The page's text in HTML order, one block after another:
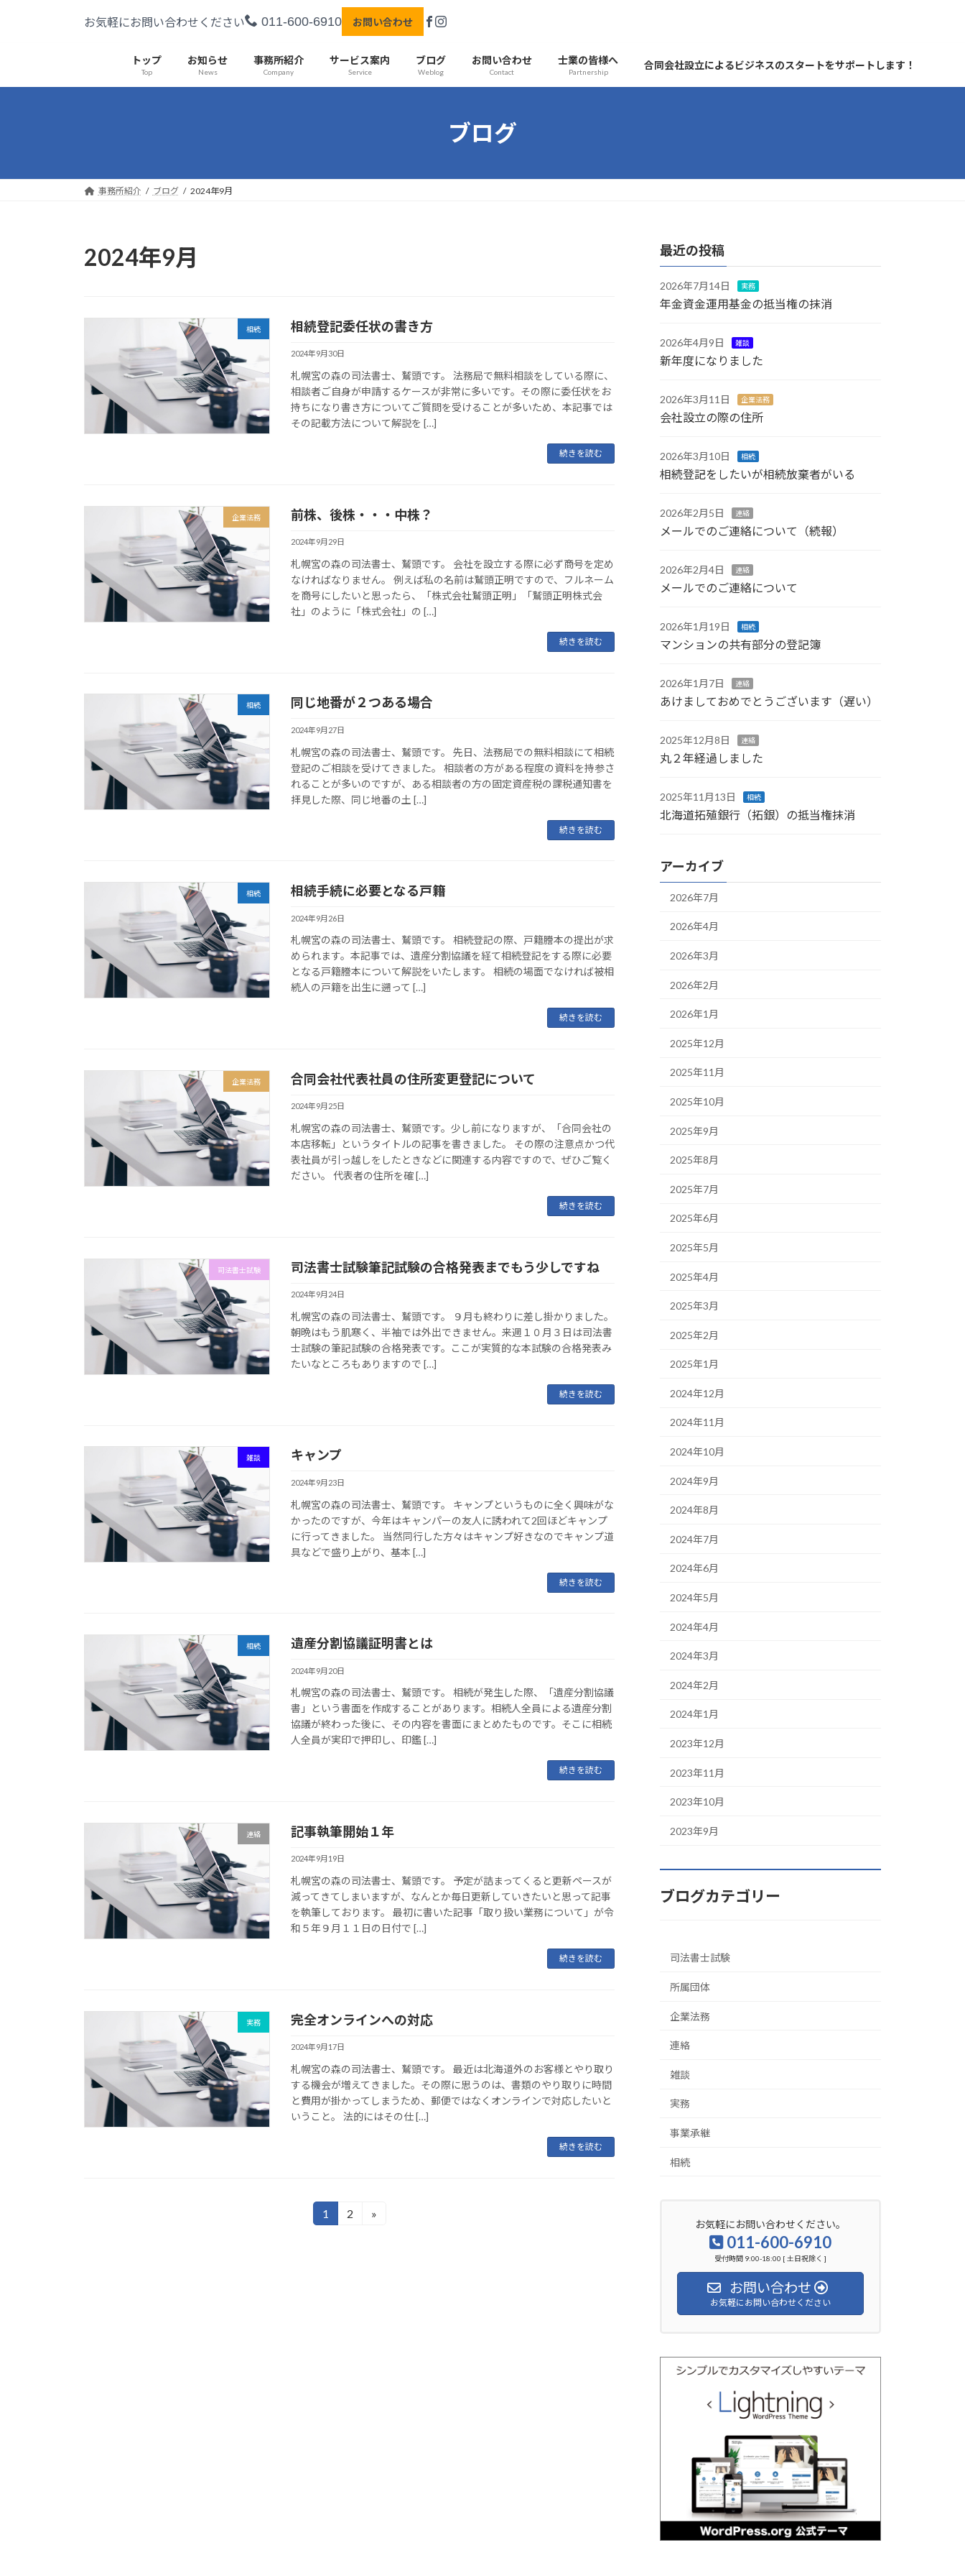
お気軽にお問い合わせください 011-600-6910 お問い合わせ
トップ
Top
お知らせ
News
事務所紹介
Company
サービス案内
Service
ブログ
Weblog
お問い合わせ
Contact
士業の皆様へ
Partnership
合同会社設立によるビジネスのスタートをサポートします！
ブログ
事務所紹介 ブログ 2024年9月
2024年9月
相続 相続登記委任状の書き方
2024年9月30日
札幌宮の森の司法書士、鷲頭です。 法務局で無料相談をしている際に、
相談者ご自身が申請するケースが非常に多いです。その際に委任状をお
持ちになり書き方についてご質問を受けることが多いため、本記事では
その記載方法について解説を […]
続きを読む
企業法務 前株、後株・・・中株？
2024年9月29日
札幌宮の森の司法書士、鷲頭です。 会社を設立する際に必ず商号を定め
なければなりません。 例えば私の名前は鷲頭正明ですので、フルネーム
を商号にしたいと思ったら、「株式会社鷲頭正明」「鷲頭正明株式会
社」のように「株式会社」の […]
続きを読む
相続 同じ地番が２つある場合
2024年9月27日
札幌宮の森の司法書士、鷲頭です。 先日、法務局での無料相談にて相続
登記のご相談を受けてきました。 相談者の方がある程度の資料を持参さ
れることが多いのですが、ある相談者の方の固定資産税の課税通知書を
拝見した際、同じ地番の土 […]
続きを読む
相続 相続手続に必要となる戸籍
2024年9月26日
札幌宮の森の司法書士、鷲頭です。 相続登記の際、戸籍謄本の提出が求
められます。本記事では、遺産分割協議を経て相続登記をする際に必要
となる戸籍謄本について解説をいたします。 相続の場面でなければ被相
続人の戸籍を出生に遡って […]
続きを読む
企業法務 合同会社代表社員の住所変更登記について
2024年9月25日
札幌宮の森の司法書士、鷲頭です。少し前になりますが、「合同会社の
本店移転」というタイトルの記事を書きました。 その際の注意点かつ代
表社員が引っ越しをしたときなどに関連する内容ですので、ぜひご覧く
ださい。 代表者の住所を確 […]
続きを読む
司法書士試験 司法書士試験筆記試験の合格発表までもう少しですね
2024年9月24日
札幌宮の森の司法書士、鷲頭です。 ９月も終わりに差し掛かりました。
朝晩はもう肌寒く、半袖では外出できません。来週１０月３日は司法書
士試験の筆記試験の合格発表です。ここが実質的な本試験の合格発表み
たいなところもありますので […]
続きを読む
雑談 キャンプ
2024年9月23日
札幌宮の森の司法書士、鷲頭です。 キャンプというものに全く興味がな
かったのですが、今年はキャンパーの友人に誘われて2回ほどキャンプ
に行ってきました。 当然同行した方々はキャンプ好きなのでキャンプ道
具などで盛り上がり、基本 […]
続きを読む
相続 遺産分割協議証明書とは
2024年9月20日
札幌宮の森の司法書士、鷲頭です。 相続が発生した際、「遺産分割協議
書」という書面を作成することがあります。相続人全員による遺産分割
協議が終わった後に、その内容を書面にまとめたものです。そこに相続
人全員が実印で押印し、印鑑 […]
続きを読む
連絡 記事執筆開始１年
2024年9月19日
札幌宮の森の司法書士、鷲頭です。 予定が詰まってくると更新ペースが
減ってきてしまいますが、なんとか毎日更新していきたいと思って記事
を執筆しております。 最初に書いた記事「取り扱い業務について」が令
和５年９月１１日の日付で […]
続きを読む
実務 完全オンラインへの対応
2024年9月17日
札幌宮の森の司法書士、鷲頭です。 最近は北海道外のお客様とやり取り
する機会が増えてきました。その際に思うのは、書類のやり取りに時間
と費用が掛かってしまうため、郵便ではなくオンラインで対応したいと
いうこと。 法的にはその仕 […]
続きを読む
固
1
固
2 »
最近の投稿
2026年7月14日 実務
年金資金運用基金の抵当権の抹消
2026年4月9日 雑談
新年度になりました
2026年3月11日 企業法務
会社設立の際の住所
2026年3月10日 相続
相続登記をしたいが相続放棄者がいる
2026年2月5日 連絡
メールでのご連絡について（続報）
2026年2月4日 連絡
メールでのご連絡について
2026年1月19日 相続
マンションの共有部分の登記簿
2026年1月7日 連絡
あけましておめでとうございます（遅い）
2025年12月8日 連絡
丸２年経過しました
2025年11月13日 相続
北海道拓殖銀行（拓銀）の抵当権抹消
アーカイブ
2026年7月
2026年4月
2026年3月
2026年2月
2026年1月
2025年12月
2025年11月
2025年10月
2025年9月
2025年8月
2025年7月
2025年6月
2025年5月
2025年4月
2025年3月
2025年2月
2025年1月
2024年12月
2024年11月
2024年10月
2024年9月
2024年8月
2024年7月
2024年6月
2024年5月
2024年4月
2024年3月
2024年2月
2024年1月
2023年12月
2023年11月
2023年10月
2023年9月
ブログカテゴリー
司法書士試験
所属団体
企業法務
連絡
雑談
実務
事業承継
相続
お気軽にお問い合わせください。
011-600-6910
受付時間 9:00-18:00 [ 土日祝除く ]
お問い合わせ
お気軽にお問い合わせください